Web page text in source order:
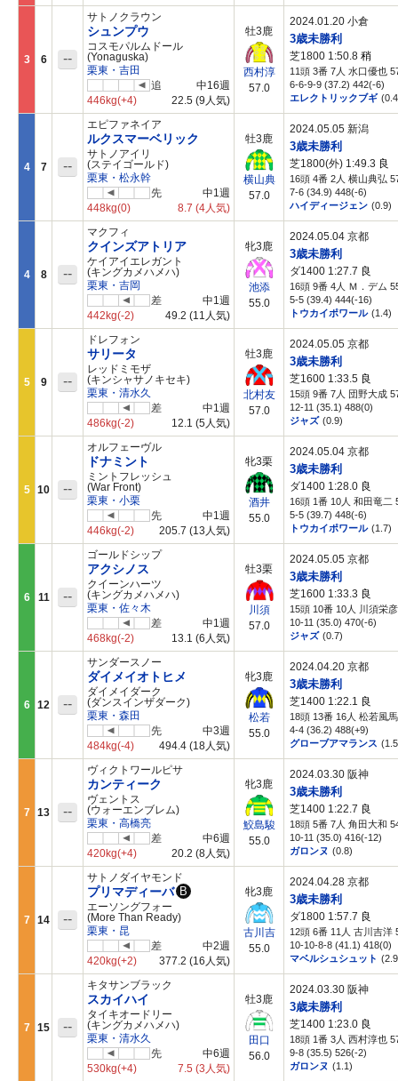
3 6 --
サトノクラウン
シュンプウ
コスモパルムドール
(Yonaguska)
栗東・吉田
追
中16週
446kg(+4) 22.5 (9人気)
牡3鹿
西村淳
57.0
2024.01.20 小倉
3歳未勝利
芝1800 1:50.8 稍
11頭 3番 7人 水口優也
6-6-9-9 (37.2) 442(-6)
エレクトリックブギ
4 7 --
エピファネイア
ルクスマーベリック
サトノアイリ
(ステイゴールド)
栗東・松永幹
先
中1週
448kg(0) 8.7 (4人気)
牡3鹿
横山典
57.0
2024.05.05 新潟
3歳未勝利
芝1800(外) 1:49.3 良
16頭 4番 2人 横山典弘
7-6 (34.9) 448(-6)
ハイディージェン (0.9)
4 8 --
マクフィ
クインズアトリア
ケイアイエレガント
(キングカメハメハ)
栗東・吉岡
差
中1週
442kg(-2) 49.2 (11人気)
牝3鹿
池添
55.0
2024.05.04 京都
3歳未勝利
ダ1400 1:27.7 良
16頭 9番 4人 Ｍ．デム
5-5 (39.4) 444(-16)
トウカイポワール (1.4)
5 9 --
ドレフォン
サリータ
レッドミモザ
(キンシャサノキセキ)
栗東・清水久
差
中1週
486kg(-2) 12.1 (5人気)
牡3鹿
北村友
57.0
2024.05.05 京都
3歳未勝利
芝1600 1:33.5 良
15頭 9番 7人 団野大成
12-11 (35.1) 488(0)
ジャズ (0.9)
5 10 --
オルフェーヴル
ドナミント
ミントフレッシュ
(War Front)
栗東・小栗
先
中1週
446kg(-2) 205.7 (13人気)
牝3栗
酒井
55.0
2024.05.04 京都
3歳未勝利
ダ1400 1:28.0 良
16頭 1番 10人 和田竜二
5-5 (39.7) 448(-6)
トウカイポワール (1.7)
6 11 --
ゴールドシップ
アクシノス
クイーンハーツ
(キングカメハメハ)
栗東・佐々木
差
中1週
468kg(-2) 13.1 (6人気)
牡3栗
川須
57.0
2024.05.05 京都
3歳未勝利
芝1600 1:33.3 良
15頭 10番 10人 川須栄
10-11 (35.0) 470(-6)
ジャズ (0.7)
6 12 --
サンダースノー
ダイメイオトヒメ
ダイメイダーク
(ダンスインザダーク)
栗東・森田
先
中3週
484kg(-4) 494.4 (18人気)
牝3鹿
松若
55.0
2024.04.20 京都
3歳未勝利
芝1400 1:22.1 良
18頭 13番 16人 松若風
4-4 (36.2) 488(+9)
グローブアマランス
7 13 --
ヴィクトワールピサ
カンティーク
ヴェントス
(ウォーエンブレム)
栗東・高橋亮
差
中6週
420kg(+4) 20.2 (8人気)
牝3鹿
鮫島駿
55.0
2024.03.30 阪神
3歳未勝利
芝1400 1:22.7 良
18頭 5番 7人 角田大和
10-11 (35.0) 416(-12)
ガロンヌ (0.8)
7 14 --
サトノダイヤモンド
プリマディーバ B
エーソングフォー
(More Than Ready)
栗東・昆
差
中2週
420kg(+2) 377.2 (16人気)
牝3鹿
古川吉
55.0
2024.04.28 京都
3歳未勝利
ダ1800 1:57.7 良
12頭 6番 11人 古川吉洋
10-10-8-8 (41.1) 418(0)
マベルシュシュット
7 15 --
キタサンブラック
スカイハイ
タイキオードリー
(キングカメハメハ)
栗東・清水久
先
中6週
530kg(+4) 7.5 (3人気)
牡3鹿
田口
56.0
2024.03.30 阪神
3歳未勝利
芝1400 1:23.0 良
18頭 1番 3人 西村淳也
9-8 (35.5) 526(-2)
ガロンヌ (1.1)